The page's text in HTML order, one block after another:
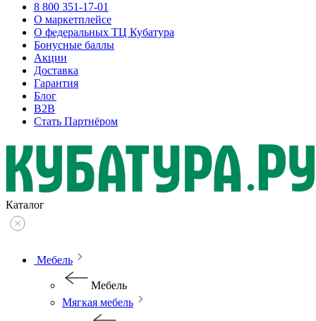
8 800 351-17-01
О маркетплейсе
О федеральных ТЦ Кубатура
Бонусные баллы
Акции
Доставка
Гарантия
Блог
B2B
Стать Партнёром
Каталог
Мебель
Мебель
Мягкая мебель